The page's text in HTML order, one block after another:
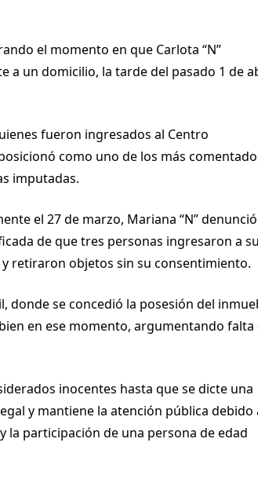
el momento en que Carlota “N”
a un domicilio, la tarde del pasado 1 de
fueron ingresados al Centro
como uno de los más
imputadas.
el 27 de marzo, Mariana “N”
de que tres personas ingresaron a su
retiraron objetos sin su consentimiento.
donde se concedió la posesión del
en ese momento, argumentando falta
inocentes hasta que se dicte una
y mantiene la atención pública debido
participación de una persona de edad